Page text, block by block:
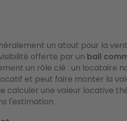
un atout pour la
offerte par un bail
un rôle clé : un locataire
et peut faire monter la
calculer une valeur locative
l'estimation.